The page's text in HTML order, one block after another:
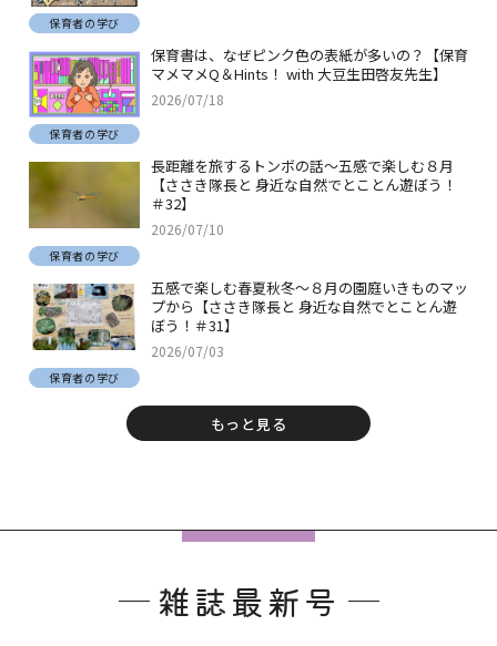
保育者の学び
保育書は、なぜピンク色の表紙が多いの？【保育
マメマメQ＆Hints！ with 大豆生田啓友先生】
2026/07/18
保育者の学び
長距離を旅するトンボの話～五感で楽しむ８月
【ささき隊長と 身近な自然でとことん遊ぼう！
＃32】
2026/07/10
保育者の学び
五感で楽しむ春夏秋冬～８月の園庭いきものマッ
プから【ささき隊長と 身近な自然でとことん遊
ぼう！＃31】
2026/07/03
保育者の学び
もっと見る
雑誌最新号